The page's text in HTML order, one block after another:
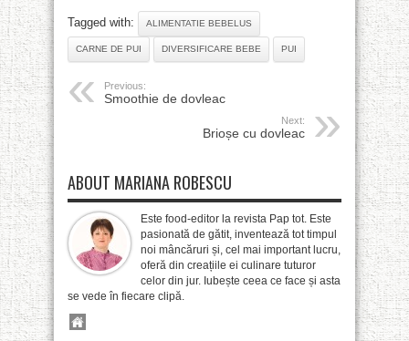
Tagged with: ALIMENTATIE BEBELUS
CARNE DE PUI DIVERSIFICARE BEBE PUI
Previous:
Smoothie de dovleac
Next:
Brioșe cu dovleac
ABOUT MARIANA ROBESCU
Este food-editor la revista Pap tot. Este
pasionată de gătit, inventează tot timpul
noi mâncăruri și, cel mai important lucru,
oferă din creațiile ei culinare tuturor
celor din jur. Iubește ceea ce face și asta
se vede în fiecare clipă.